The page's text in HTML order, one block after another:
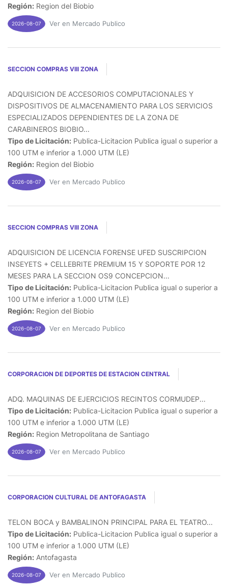
Región: Region del Biobio
2026-08-07 Ver en Mercado Publico
SECCION COMPRAS VIII ZONA
ADQUISICION DE ACCESORIOS COMPUTACIONALES Y
DISPOSITIVOS DE ALMACENAMIENTO PARA LOS SERVICIOS
ESPECIALIZADOS DEPENDIENTES DE LA ZONA DE
CARABINEROS BIOBIO...
Tipo de Licitación: Publica-Licitacion Publica igual o superior a
100 UTM e inferior a 1.000 UTM (LE)
Región: Region del Biobio
2026-08-07 Ver en Mercado Publico
SECCION COMPRAS VIII ZONA
ADQUISICION DE LICENCIA FORENSE UFED SUSCRIPCION
INSEYETS + CELLEBRITE PREMIUM 15 Y SOPORTE POR 12
MESES PARA LA SECCION OS9 CONCEPCION...
Tipo de Licitación: Publica-Licitacion Publica igual o superior a
100 UTM e inferior a 1.000 UTM (LE)
Región: Region del Biobio
2026-08-07 Ver en Mercado Publico
CORPORACION DE DEPORTES DE ESTACION CENTRAL
ADQ. MAQUINAS DE EJERCICIOS RECINTOS CORMUDEP...
Tipo de Licitación: Publica-Licitacion Publica igual o superior a
100 UTM e inferior a 1.000 UTM (LE)
Región: Region Metropolitana de Santiago
2026-08-07 Ver en Mercado Publico
CORPORACION CULTURAL DE ANTOFAGASTA
TELON BOCA y BAMBALINON PRINCIPAL PARA EL TEATRO...
Tipo de Licitación: Publica-Licitacion Publica igual o superior a
100 UTM e inferior a 1.000 UTM (LE)
Región: Antofagasta
2026-08-07 Ver en Mercado Publico